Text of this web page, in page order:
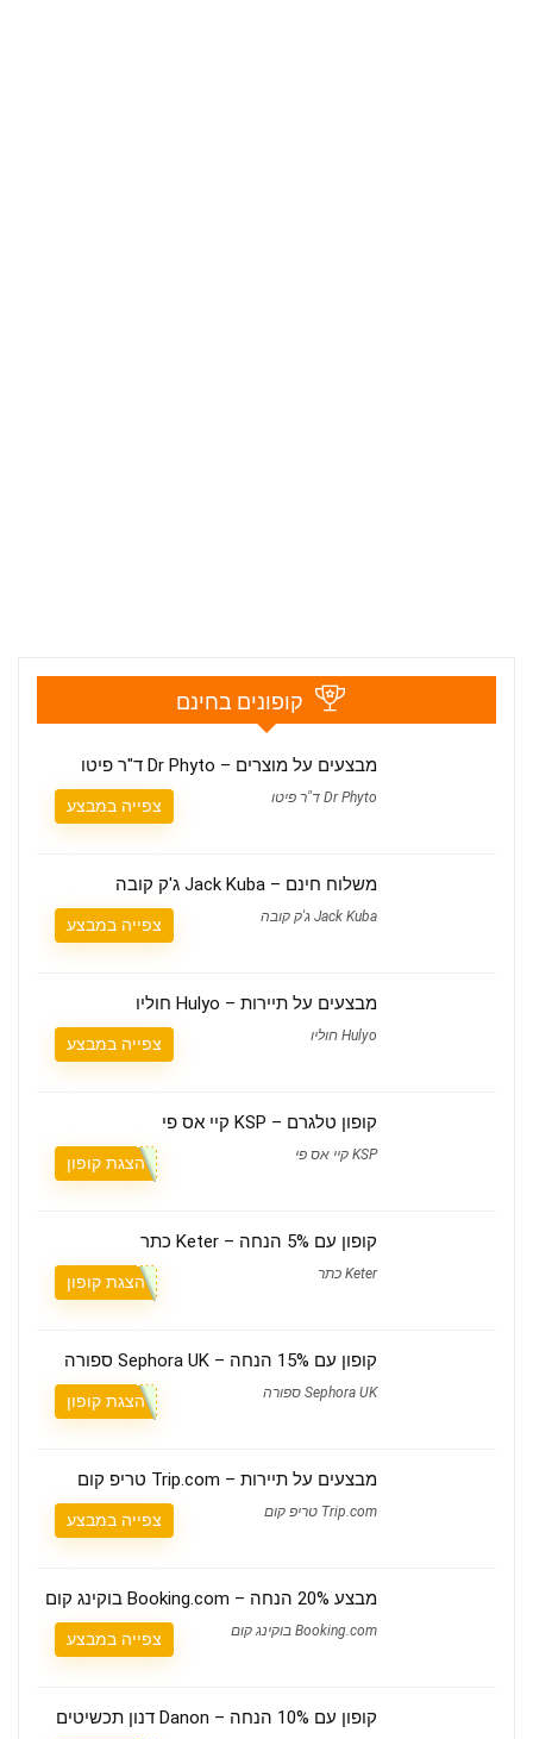
קופונים בחינם
מבצעים על מוצרים – Dr Phyto ד"ר פיטו
Dr Phyto ד"ר פיטו צפייה במבצע
משלוח חינם – Jack Kuba ג'ק קובה
Jack Kuba ג'ק קובה צפייה במבצע
מבצעים על תיירות – Hulyo חוליו
Hulyo חוליו צפייה במבצע
קופון טלגרם – KSP קיי אס פי
KSP קיי אס פי הצגת קופון
קופון עם 5% הנחה – Keter כתר
Keter כתר הצגת קופון
קופון עם 15% הנחה – Sephora UK ספורה
Sephora UK ספורה הצגת קופון
מבצעים על תיירות – Trip.com טריפ קום
Trip.com טריפ קום צפייה במבצע
מבצע 20% הנחה – Booking.com בוקינג קום
Booking.com בוקינג קום צפייה במבצע
קופון עם 10% הנחה – Danon דנון תכשיטים